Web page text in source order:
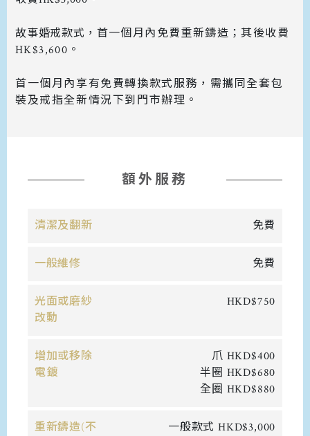
故事婚戒款式， 首一個月內免費重新鑄造；其後收費
HK$3,600。
首一個月內享有免費轉換款式服務，需攜同全套包
裝及戒指全新情況下到門市辦理。
額外服務
清潔及翻新 免費
一般維修 免費
光面或磨紗
改動
HKD$750
增加或移除
電鍍
爪 HKD$400
半圈 HKD$680
全圈 HKD$880
重新鑄造(不
一般款式 HKD$3,000